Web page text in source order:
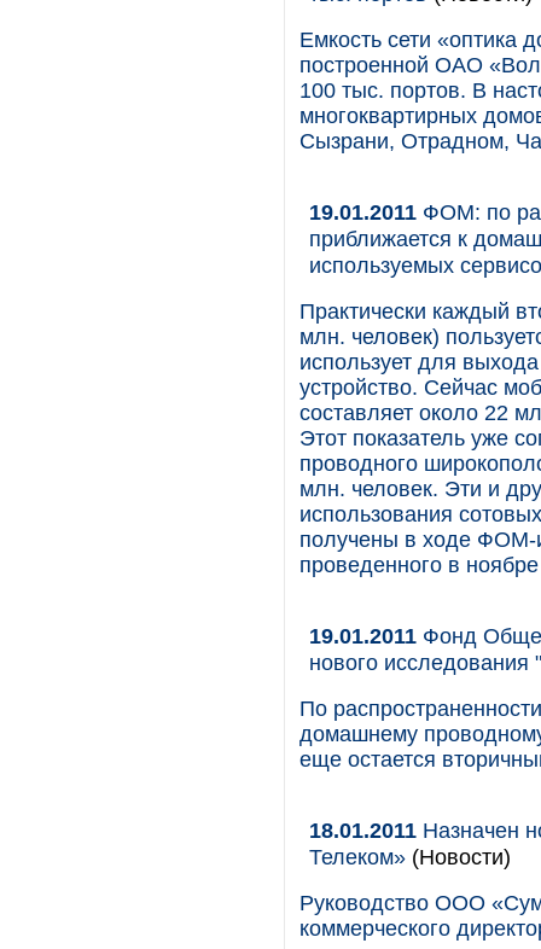
Емкость сети «оптика
построенной ОАО
100 тыс. портов. В
многоквартирных
Сызрани, Отрадном,
19.01.2011 ФОМ: по
приближается к
используемых
Практически каждый
млн. человек)
использует для
устройство. Сейчас
составляет около 22
Этот показатель уже
проводного
млн. человек. Эти и
использования
получены в ходе ФОМ-
проведенного в
19.01.2011 Фонд
нового
По
домашнему
еще остается
18.01.2011 Назначен
Телеком» (Новости)
Руководство ООО
коммерческого